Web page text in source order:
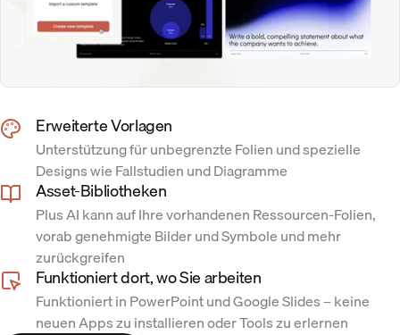
Erweiterte Vorlagen
Unterstützung für unbegrenzte Folien und spezielle
Designs wie Fallstudien und Diagramme
Asset-Bibliotheken
Plus AI kann auf Ihre vorhandenen Ressourcen-Folien,
vorab genehmigte Bilder und Symbole und mehr
zurückgreifen
Funktioniert dort, wo Sie arbeiten
Funktioniert in PowerPoint und Google Slides – keine
neuen Apps zu installieren oder Tools zu erlernen